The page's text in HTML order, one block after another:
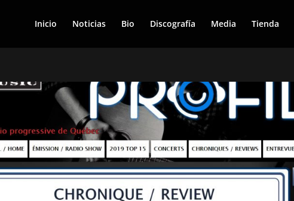
Inicio Noticias Bio Discografía Media Tienda